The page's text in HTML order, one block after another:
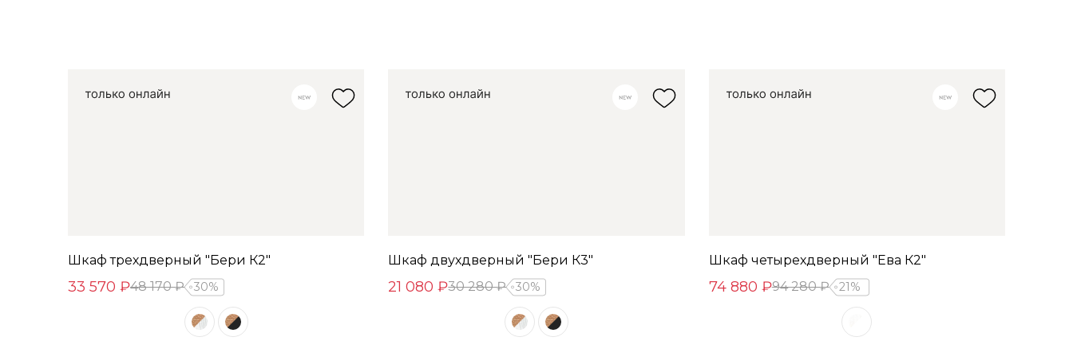
Шкаф трехдверный "Бери К2"
33 570 ₽48 170 ₽ 30%
Шкаф двухдверный "Бери К3"
21 080 ₽30 280 ₽ 30%
Шкаф четырехдверный "Ева К2"
74 880 ₽94 280 ₽ 21%